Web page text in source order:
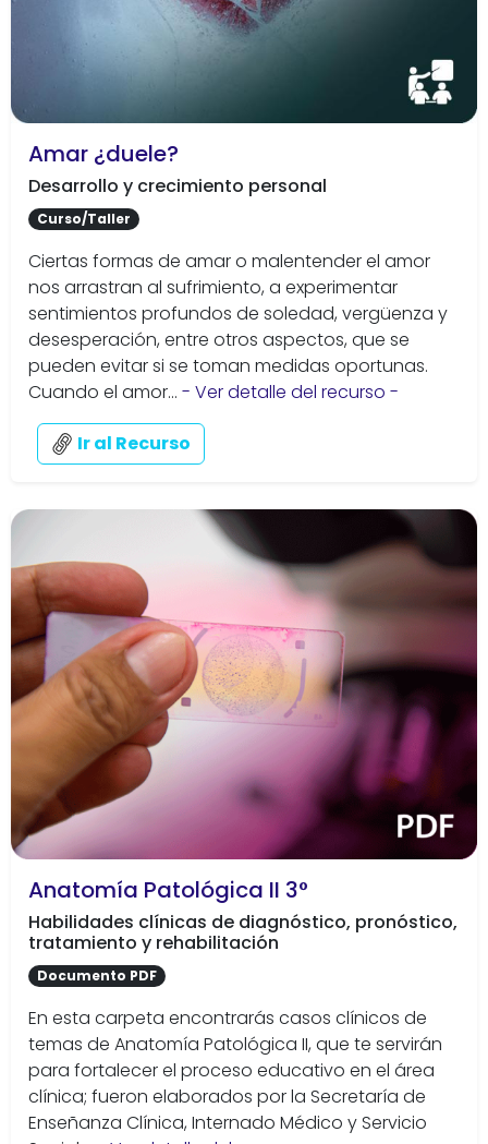
Amar ¿duele?
Desarrollo y crecimiento personal
Curso/Taller
Ciertas formas de amar o malentender el amor
nos arrastran al sufrimiento, a experimentar
sentimientos profundos de soledad, vergüenza y
desesperación, entre otros aspectos, que se
pueden evitar si se toman medidas oportunas.
Cuando el amor... - Ver detalle del recurso -
Ir al Recurso
Anatomía Patológica II 3°
Habilidades clínicas de diagnóstico, pronóstico,
tratamiento y rehabilitación
Documento PDF
En esta carpeta encontrarás casos clínicos de
temas de Anatomía Patológica II, que te servirán
para fortalecer el proceso educativo en el área
clínica; fueron elaborados por la Secretaría de
Enseñanza Clínica, Internado Médico y Servicio